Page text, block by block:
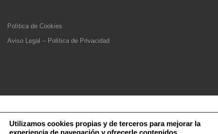
Política de Cookies
Aviso Legal – Política de Privacidad
Utilizamos cookies propias y de terceros para mejorar la